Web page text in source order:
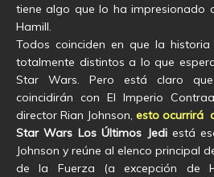
tiene algo que lo ha impresionado
Hamill.
Todos coinciden en que la
totalmente distintos a lo que
Star Wars. Pero está claro que
coincidirán con El Imperio
director Rian Johnson, esto ocurrirá
Star Wars Los Últimos Jediestá
Johnson y reúne al elenco principal
de la Fuerza (a excepción de